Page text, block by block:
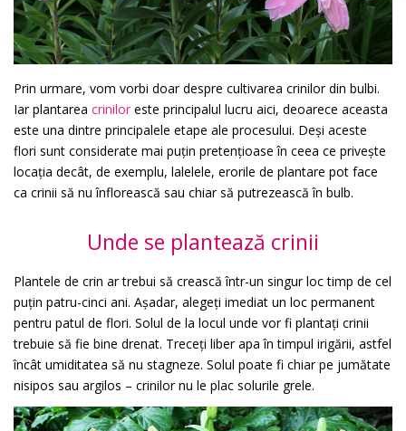
Prin urmare, vom vorbi doar despre cultivarea crinilor din bulbi.
Iar plantarea crinilor este principalul lucru aici, deoarece aceasta
este una dintre principalele etape ale procesului. Deși aceste
flori sunt considerate mai puțin pretențioase în ceea ce privește
locația decât, de exemplu, lalelele, erorile de plantare pot face
ca crinii să nu înflorească sau chiar să putrezească în bulb.
Unde se plantează crinii
Plantele de crin ar trebui să crească într-un singur loc timp de cel
puțin patru-cinci ani. Așadar, alegeți imediat un loc permanent
pentru patul de flori. Solul de la locul unde vor fi plantați crinii
trebuie să fie bine drenat. Treceți liber apa în timpul irigării, astfel
încât umiditatea să nu stagneze. Solul poate fi chiar pe jumătate
nisipos sau argilos – crinilor nu le plac solurile grele.